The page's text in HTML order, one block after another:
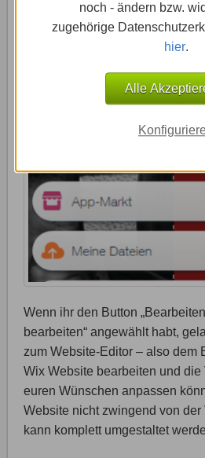
noch - ändern bzw.
zugehörige
hier.
Alle
Homepage
Wenn ihr den Button
bearbeiten“ angewählt habt,
zum Website-Editor – also dem
Wix Website bearbeiten und die
euren Wünschen anpassen
Website nicht zwingend von
kann komplett umgestaltet